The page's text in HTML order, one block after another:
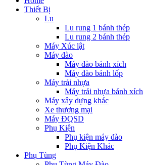
Thiết Bị
Lu
Lu rung 1 bánh thép
Lu rung 2 bánh thép
Máy Xúc lật
Máy đào
Máy đào bánh xích
Máy đào bánh lốp
Máy trải nhựa
Máy trải nhựa bánh xích
Máy xây dựng khác
Xe thương mại
Máy ĐQSD
Phụ Kiện
Phụ kiện máy đào
Phụ Kiện Khác
Phụ Tùng